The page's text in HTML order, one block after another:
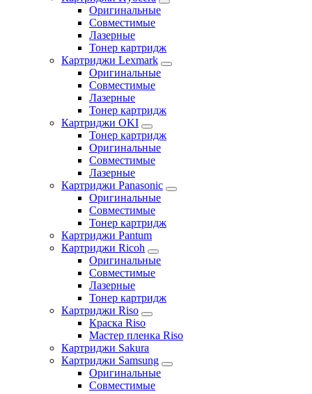
Оригинальные
Совместимые
Лазерные
Тонер картридж
Картриджи Lexmark
Оригинальные
Совместимые
Лазерные
Тонер картридж
Картриджи OKI
Тонер картридж
Оригинальные
Совместимые
Лазерные
Картриджи Panasonic
Оригинальные
Совместимые
Тонер картридж
Картриджи Pantum
Картриджи Ricoh
Оригинальные
Совместимые
Лазерные
Тонер картридж
Картриджи Riso
Краска Riso
Мастер пленка Riso
Картриджи Sakura
Картриджи Samsung
Оригинальные
Совместимые